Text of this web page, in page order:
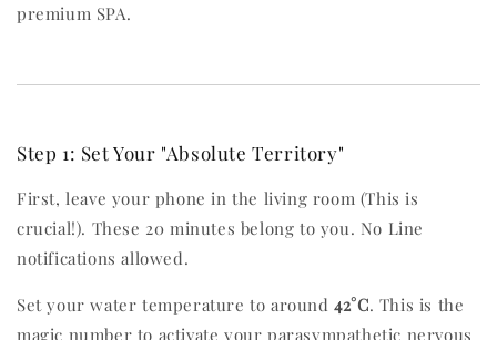
premium SPA.
Step 1: Set Your "Absolute Territory"
First, leave your phone in the living room (This is
crucial!). These 20 minutes belong to you. No Line
notifications allowed.
Set your water temperature to around42°C. This is the
magic number to activate your parasympathetic nervous